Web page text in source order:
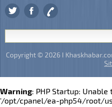
Copyright © 2026 I
Warning: PHP Startup:
'/opt/cpanel/ea-php54/root/